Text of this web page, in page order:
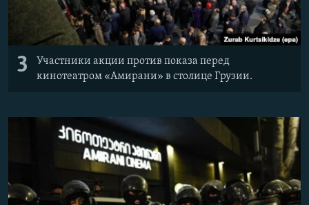
3
Участники акции против показа перед
кинотеатром «Амирани» в столице Грузии.